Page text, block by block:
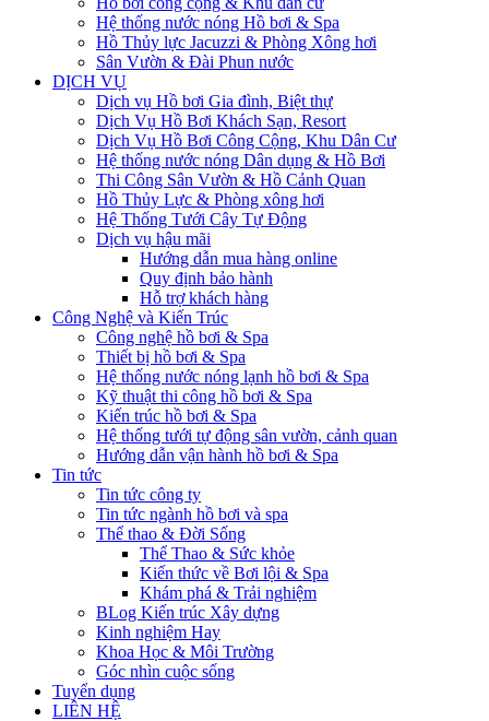
Hệ thống nước nóng Hồ bơi & Spa
Hồ Thủy lực Jacuzzi & Phòng Xông hơi
Sân Vườn & Đài Phun nước
DỊCH VỤ
Dịch vụ Hồ bơi Gia đình, Biệt thự
Dịch Vụ Hồ Bơi Khách Sạn, Resort
Dịch Vụ Hồ Bơi Công Cộng, Khu Dân Cư
Hệ thống nước nóng Dân dụng & Hồ Bơi
Thi Công Sân Vườn & Hồ Cảnh Quan
Hồ Thủy Lực & Phòng xông hơi
Hệ Thống Tưới Cây Tự Động
Dịch vụ hậu mãi
Hướng dẫn mua hàng online
Quy định bảo hành
Hỗ trợ khách hàng
Công Nghệ và Kiến Trúc
Công nghệ hồ bơi & Spa
Thiết bị hồ bơi & Spa
Hệ thống nước nóng lạnh hồ bơi & Spa
Kỹ thuật thi công hồ bơi & Spa
Kiến trúc hồ bơi & Spa
Hệ thống tưới tự động sân vườn, cảnh quan
Hướng dẫn vận hành hồ bơi & Spa
Tin tức
Tin tức công ty
Tin tức ngành hồ bơi và spa
Thể thao & Đời Sống
Thể Thao & Sức khỏe
Kiến thức về Bơi lội & Spa
Khám phá & Trải nghiệm
BLog Kiến trúc Xây dựng
Kinh nghiệm Hay
Khoa Học & Môi Trường
Góc nhìn cuộc sống
Tuyển dụng
LIÊN HỆ